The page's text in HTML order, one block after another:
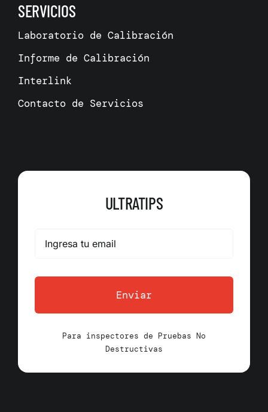
SERVICIOS
Laboratorio de Calibración
Informe de Calibración
Interlink
Contacto de Servicios
ULTRATIPS
Enviar
Para inspectores de Pruebas No
Destructivas